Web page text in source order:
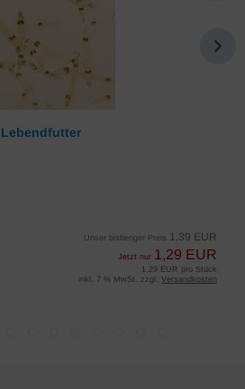
Unser bisheriger Preis 1,39 EUR
Jetzt nur 1,29 EUR
1,29 EUR pro Stück
inkl. 7 % MwSt. zzgl. Versandkosten